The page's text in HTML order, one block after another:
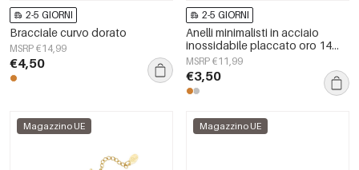
2-5 GIORNI
Bracciale curvo dorato
MSRP €14,99
€4,50
2-5 GIORNI
Anelli minimalisti in acciaio
inossidabile placcato oro 14
carati, modello cerchio, casual,
per tutti i giorni, della serie
Simple, gioielli da donna.
MSRP €11,99
€3,50
Magazzino UE Magazzino UE